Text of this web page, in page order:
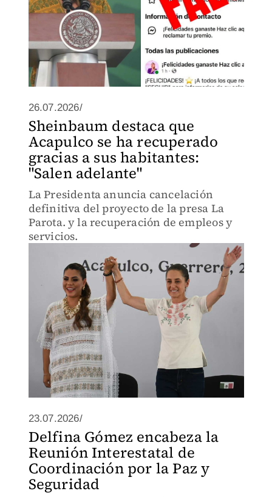
26.07.2026/
Sheinbaum destaca que
Acapulco se ha recuperado
gracias a sus habitantes:
"Salen adelante"
La Presidenta anuncia cancelación
definitiva del proyecto de la presa La
Parota. y la recuperación de empleos y
servicios.
23.07.2026/
Delfina Gómez encabeza la
Reunión Interestatal de
Coordinación por la Paz y
Seguridad